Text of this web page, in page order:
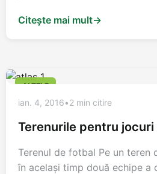
Citește mai mult→
ALTELE
ian. 4, 2016•2 min citire
Terenurile pentru
Terenul de fotbal Pe un teren
în acelaşi timp două echipe a